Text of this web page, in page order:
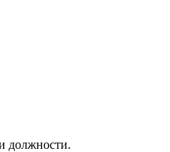
должности.